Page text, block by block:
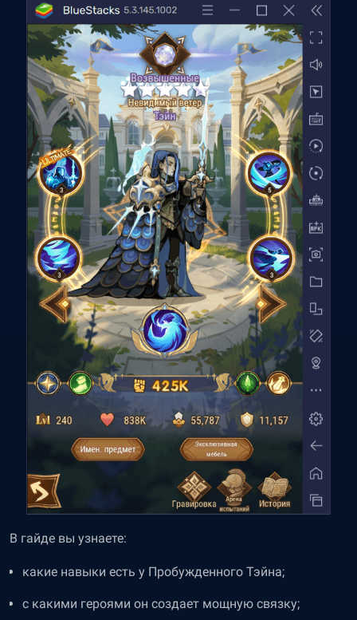
В гайде вы узнаете:
какие навыки есть у Пробужденного Тэйна;
с какими героями он создает мощную связку;